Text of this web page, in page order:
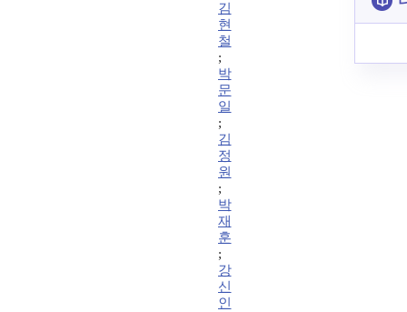
김
현
철
;
박
문
일
;
김
정
원
;
박
재
훈
;
강
신
인